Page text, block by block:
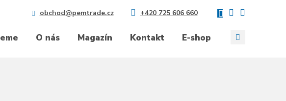
obchod@pemtrade.cz +420 725 606 660
O nás Magazín Kontakt E-shop